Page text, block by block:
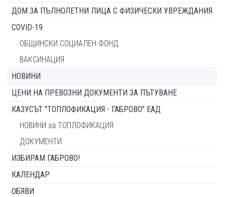
ДОМ ЗА ПЪЛНОЛЕТНИ ЛИЦА С ФИЗИЧЕСКИ УВРЕЖДАНИЯ
COVID-19
ОБЩИНСКИ СОЦИАЛЕН ФОНД
ВАКСИНАЦИЯ
НОВИНИ
ЦЕНИ НА ПРЕВОЗНИ ДОКУМЕНТИ ЗА ПЪТУВАНЕ
КАЗУСЪТ "ТОПЛОФИКАЦИЯ - ГАБРОВО" ЕАД
НОВИНИ за ТОПЛОФИКАЦИЯ
ДОКУМЕНТИ
ИЗБИРАМ ГАБРОВО!
КАЛЕНДАР
ОБЯВИ